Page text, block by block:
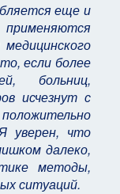
еще и
если более
больниц,
исчезнут с
уверен, что
далеко,
методы,
ситуаций.